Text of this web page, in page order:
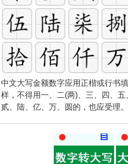
中文大写金额数字应用正楷或行书
样，不得用一、二(两)、三、四、
贰、陆、亿、万、圆的，也应受理。